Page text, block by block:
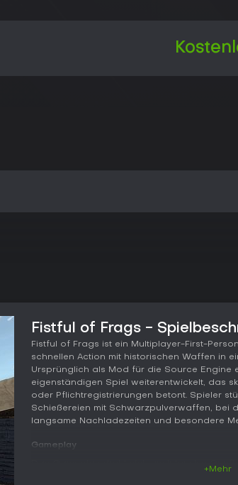
Fistful of Frags -
Fistful of Frags ist ein Multiplayer-First-
schnellen Action mit historischen Waffen in
Ursprünglich als Mod für die Source Engine
eigenständigen Spiel weiterentwickelt, das
oder Pflichtregistrierungen betont. Spieler
Schießereien mit Schwarzpulverwaffen, bei
langsame Nachladezeiten und besondere
Gameplay
+Mehr